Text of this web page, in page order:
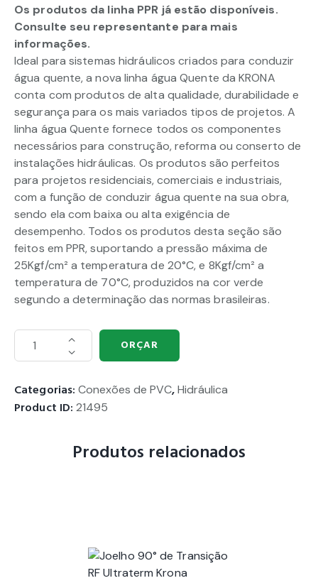
Os produtos da linha PPR já estão disponíveis.
Consulte seu representante para mais
informações.
Ideal para sistemas hidráulicos criados para conduzir
água quente, a nova linha água Quente da KRONA
conta com produtos de alta qualidade, durabilidade e
segurança para os mais variados tipos de projetos. A
linha água Quente fornece todos os componentes
necessários para construção, reforma ou conserto de
instalações hidráulicas. Os produtos são perfeitos
para projetos residenciais, comerciais e industriais,
com a função de conduzir água quente na sua obra,
sendo ela com baixa ou alta exigência de
desempenho. Todos os produtos desta seção são
feitos em PPR, suportando a pressão máxima de
25Kgf/cm² a temperatura de 20°C, e 8Kgf/cm² a
temperatura de 70°C, produzidos na cor verde
segundo a determinação das normas brasileiras.
ORÇAR
Categorias:Conexões de PVC,Hidráulica
Product ID:21495
Produtos relacionados